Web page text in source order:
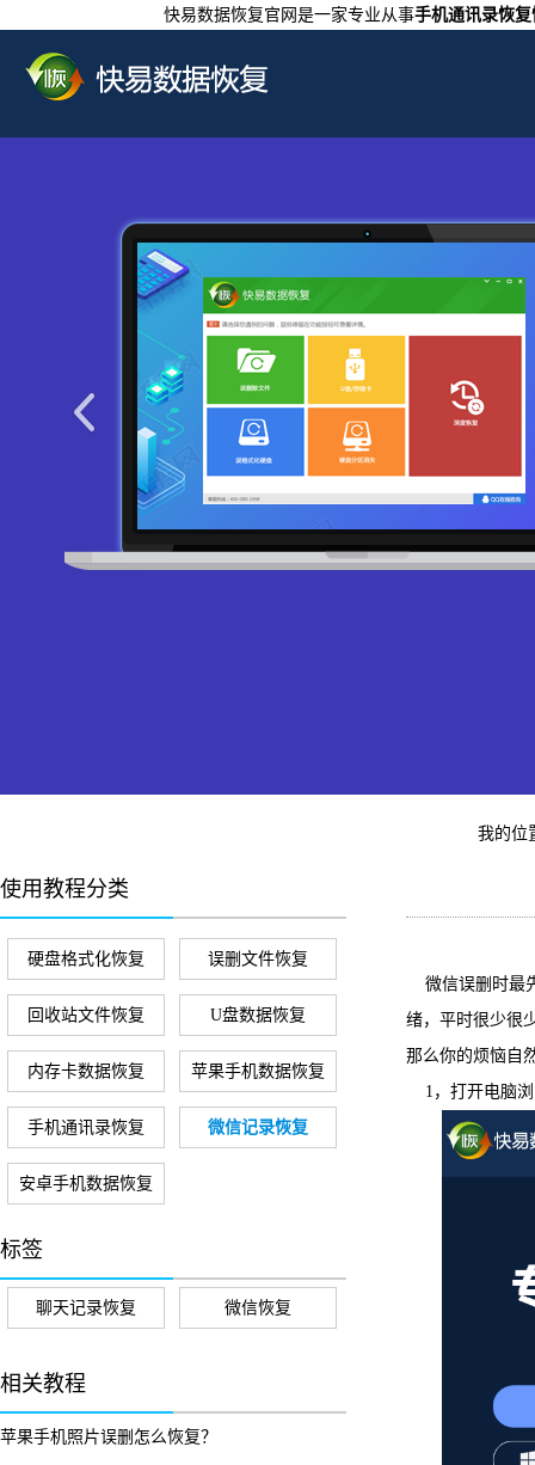
快易数据恢复官网是一家专业从事手机通讯录恢
我的位
使用教程分类
硬盘格式化恢复 误删文件恢复
回收站文件恢复 U盘数据恢复
内存卡数据恢复 苹果手机数据恢复
手机通讯录恢复 微信记录恢复
安卓手机数据恢复
标签
聊天记录恢复 微信恢复
相关教程
苹果手机照片误删怎么恢复？
微信误删时最
绪，平时很少很
那么你的烦恼自
1，打开电脑浏